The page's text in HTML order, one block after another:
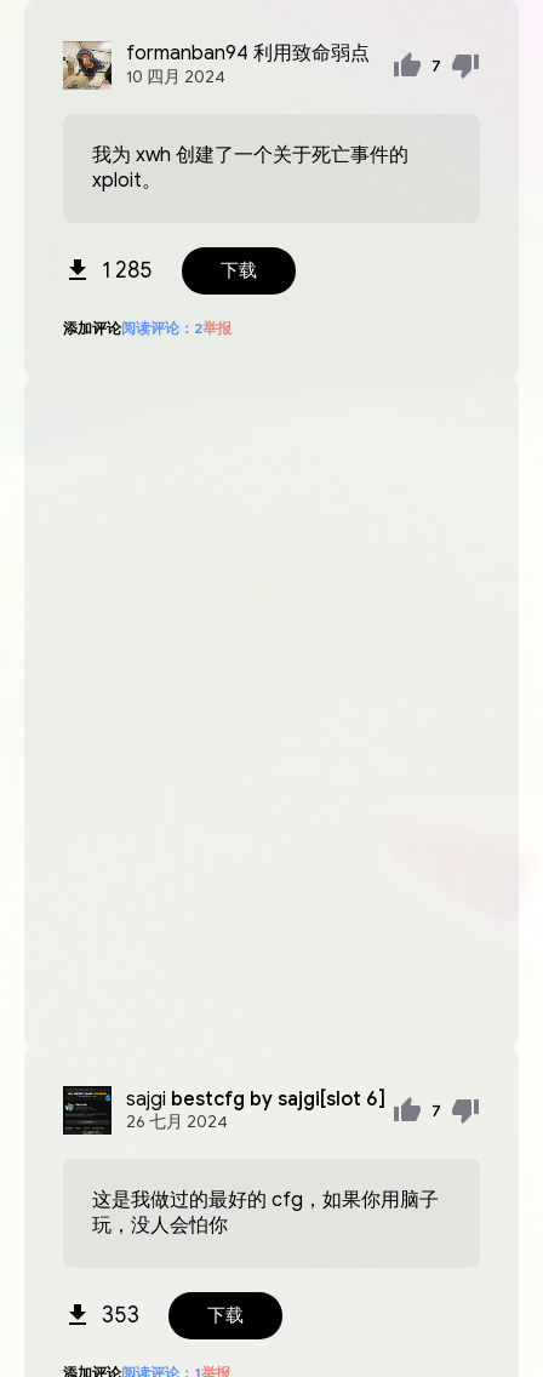
formanban94 利用致命弱点
10 四月 2024
7
我为 xwh 创建了一个关于死亡事件的
xploit。
1 285 下载
添加评论阅读评论： 2举报
sajgi bestcfg by sajgi[slot 6]
26 七月 2024
7
这是我做过的最好的 cfg，如果你用脑子
玩，没人会怕你
353 下载
添加评论阅读评论： 1举报